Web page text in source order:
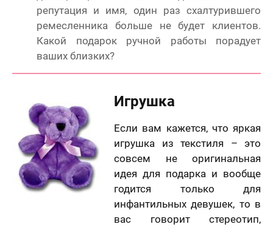
репутация и имя, один раз схалтурившего
ремесленника больше не будет клиентов.
Какой подарок ручной работы порадует
ваших близких?
Игрушка
Если вам кажется, что яркая
игрушка из текстиля – это
совсем не оригинальная
идея для подарка и вообще
годится только для
инфантильных девушек, то в
вас говорит стереотип,